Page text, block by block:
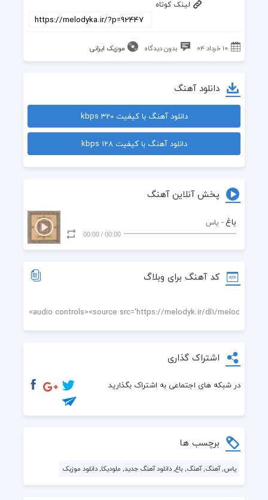
لینک کوتاه
۱۰ خرداد ۰۴ بدون دیدگاه موزیک ایرانی
دانلود آهنگ
دانلود آهنگ با کیفیت 320 kbps
دانلود آهنگ با کیفیت 128 kbps
پخش آنلاین آهنگ
باغ - یاس
00:00
/
00:00
کد آهنگ برای وبلاگ
اشتراک گذاری
در شبکه های اجتماعی به اشتراک بگذارید
برچسب ها
یاس, آهنگ, آهنگ, باغ, دانلود آهنگ جدید, ملودیکا, دانلود موزیک